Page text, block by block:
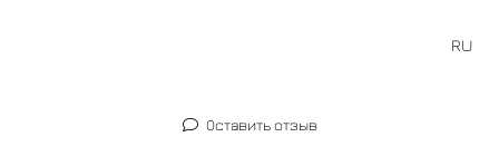
RU
Оставить отзыв